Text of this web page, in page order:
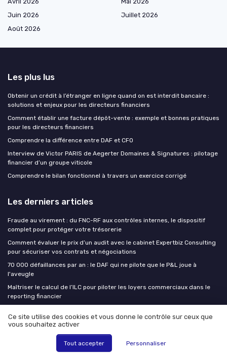
Juin 2026
Juillet 2026
Août 2026
Les plus lus
Obtenir un crédit à l’étranger en ligne quand on est interdit bancaire :
solutions et enjeux pour les directeurs financiers
Comment établir une facture dépôt-vente : exemple et bonnes pratiques
pour les directeurs financiers
Comprendre la différence entre DAF et CFO
Interview de Victor PARIS de Aegerter Domaines & Signatures : pilotage
financier d’un groupe viticole
Comprendre le bilan fonctionnel à travers un exercice corrigé
Les derniers articles
Fraude au virement : du FNC-RF aux contrôles internes, le dispositif
complet pour protéger votre trésorerie
Comment évaluer le prix d’un audit avec le cabinet Expertbiz Consulting
pour sécuriser vos contrats et négociations
70 000 défaillances par an : le DAF qui ne pilote que le P&L joue à
l'aveugle
Maîtriser le calcul de l’ILC pour piloter les loyers commerciaux dans le
reporting financier
l’entreprise
Ce site utilise des cookies et vous donne le contrôle sur ceux que
vous souhaitez activer
Tout accepter Personnaliser